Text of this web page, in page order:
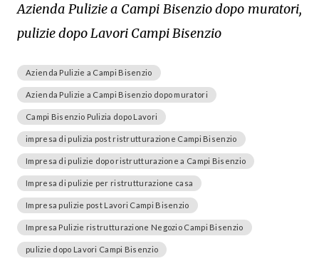
Azienda Pulizie a Campi Bisenzio dopo muratori,
pulizie dopo Lavori Campi Bisenzio
Azienda Pulizie a Campi Bisenzio
Azienda Pulizie a Campi Bisenzio dopo muratori
Campi Bisenzio Pulizia dopo Lavori
impresa di pulizia post ristrutturazione Campi Bisenzio
Impresa di pulizie dopo ristrutturazione a Campi Bisenzio
Impresa di pulizie per ristrutturazione casa
Impresa pulizie post Lavori Campi Bisenzio
Impresa Pulizie ristrutturazione Negozio Campi Bisenzio
pulizie dopo Lavori Campi Bisenzio